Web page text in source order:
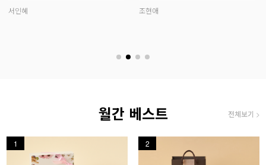
서인혜 조현애
월간 베스트 전체보기 >
1 2